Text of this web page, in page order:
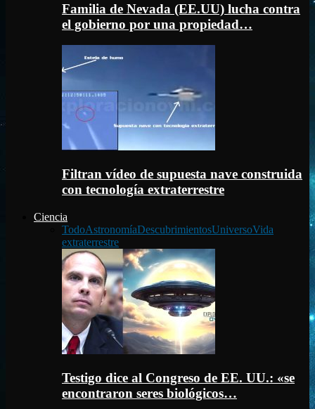
Familia de Nevada (EE.UU) lucha contra
el gobierno por una propiedad…
Filtran vídeo de supuesta nave construida
con tecnología extraterrestre
Ciencia
TodoAstronomíaDescubrimientosUniversoVida
extraterrestre
Testigo dice al Congreso de EE. UU.: «se
encontraron seres biológicos…